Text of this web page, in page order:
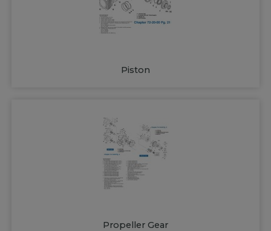
Piston
Propeller Gear